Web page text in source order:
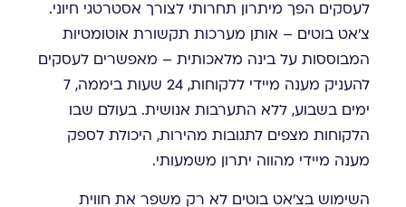
לעסקים הפך מיתרון תחרותי לצורך אסטרטגי חיוני.
צ'אט בוטים – אותן מערכות תקשורת אוטומטיות
המבוססות על בינה מלאכותית – מאפשרים לעסקים
להעניק מענה מיידי ללקוחות, 24 שעות ביממה, 7
ימים בשבוע, ללא התערבות אנושית. בעולם שבו
הלקוחות מצפים לתגובות מהירות, היכולת לספק
מענה מיידי מהווה יתרון משמעותי.
השימוש בצ'אט בוטים לא רק משפר את חווית